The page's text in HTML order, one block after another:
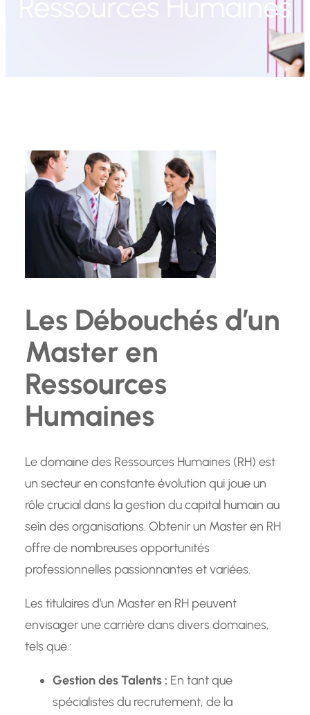
Les Débouchés d’un
Master en
Ressources
Humaines
Le domaine des Ressources Humaines (RH) est
un secteur en constante évolution qui joue un
rôle crucial dans la gestion du capital humain au
sein des organisations. Obtenir un Master en RH
offre de nombreuses opportunités
professionnelles passionnantes et variées.
Les titulaires d’un Master en RH peuvent
envisager une carrière dans divers domaines,
tels que :
Gestion des Talents : En tant que
spécialistes du recrutement, de la